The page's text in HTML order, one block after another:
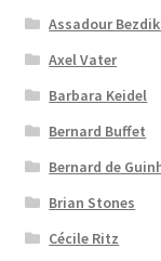
Assadour
Axel Vater
Barbara Keidel
Bernard Buffet
Bernard de
Brian Stones
Cécile Ritz